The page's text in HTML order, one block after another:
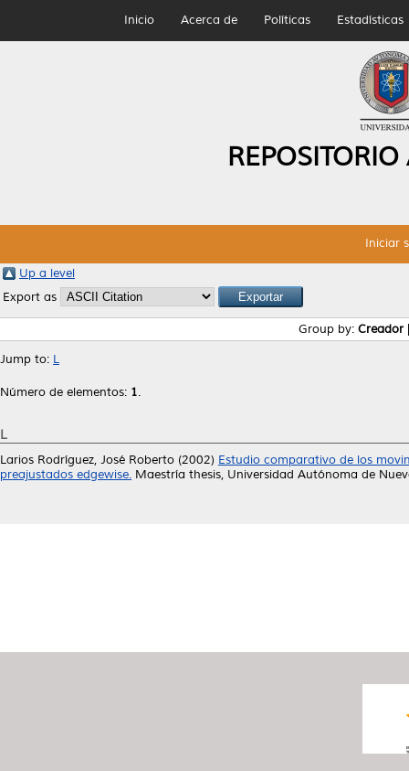
Inicio Acerca de Políticas Estadísticas
Iniciar
Up a level
Export as
Group by: Creador
Jump to: L
Número de elementos: 1.
L
Larios Rodríguez, José Roberto (2002) Estudio comparativo de los
preajustados edgewise. Maestría thesis, Universidad Autónoma de